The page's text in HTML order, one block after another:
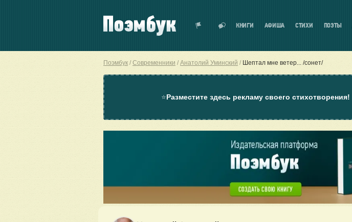
КНИГИ АФИША СТИХИ ПОЭТЫ
Поэмбук Современники Анатолий Уминский Шептал мне ветер... /сонет/
⭐Разместите здесь рекламу своего стихотворения!